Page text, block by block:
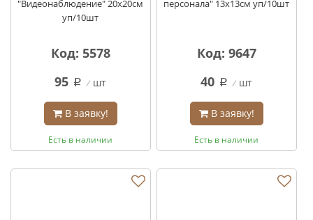
"Видеонаблюдение" 20х20см
уп/10шт
Код: 5578
95 q шт
В заявку!
Есть в наличии
персонала" 13х13см уп/10шт
Код: 9647
40 q шт
В заявку!
Есть в наличии